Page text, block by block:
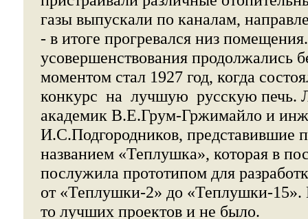
газы выпускали по каналам,
- в итоге прогревался низ
усовершенствования продолжались
моментом стал 1927 год, когда
конкурс на лучшую русскую печь.
академик В.Е.Грум-Гржимайло и
И.С.Подгородников, представившие
названием «Теплушка», которая в
послужила прототипом для
от «Теплушки-2» до «Теплушки-15».
то лучших проектов и не было.